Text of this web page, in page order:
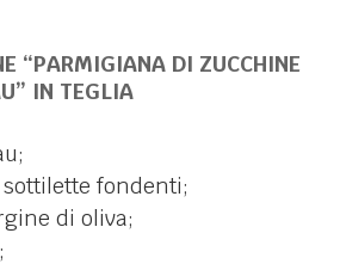
“PARMIGIANA DI ZUCCHINE
IN TEGLIA
fondenti;
di oliva;